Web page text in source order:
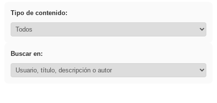
Tipo de contenido:
Buscar en: